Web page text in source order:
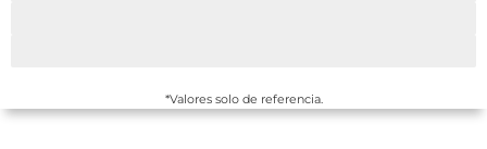
*Valores solo de referencia.